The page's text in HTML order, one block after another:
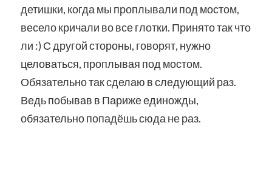
детишки, когда мы проплывали под мостом,
весело кричали во все глотки. Принято так что
ли :) С другой стороны, говорят, нужно
целоваться, проплывая под мостом.
Обязательно так сделаю в следующий раз.
Ведь побывав в Париже единожды,
обязательно попадёшь сюда не раз.